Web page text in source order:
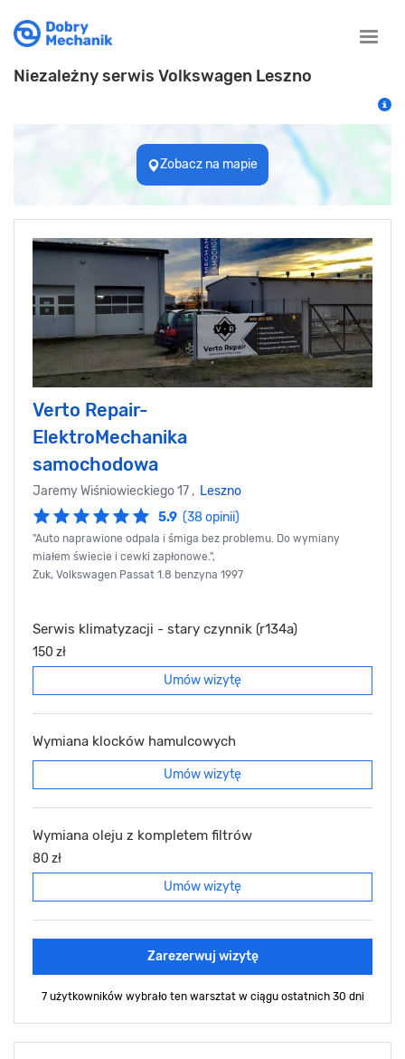
Toggle
Niezależny serwis Volkswagen Leszno
Zobacz na mapie
Verto Repair-
ElektroMechanika
samochodowa
Jaremy Wiśniowieckiego 17 , Leszno
5.9 (38 opinii)
"Auto naprawione odpala i śmiga bez problemu. Do wymiany
miałem świecie i cewki zapłonowe.",
Żuk, Volkswagen Passat 1.8 benzyna 1997
Serwis klimatyzacji - stary czynnik (r134a)
150 zł
Umów wizytę
Wymiana klocków hamulcowych
Umów wizytę
Wymiana oleju z kompletem filtrów
80 zł
Umów wizytę
Zarezerwuj wizytę
7 użytkowników wybrało ten warsztat w ciągu ostatnich 30 dni